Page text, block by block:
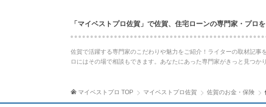
「マイベストプロ佐賀」で佐賀、住宅ローンの専門家・プロ
佐賀で活躍する専門家のこだわりや魅力をご紹介！ライターの取材記
ロにはその場で相談もできます。あなたにあった専門家がきっと見つか
マイベストプロ TOP マイベストプロ佐賀 佐賀のお金・保険